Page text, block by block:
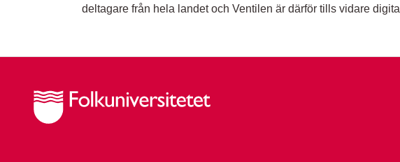
deltagare från hela landet och Ventilen är därför tills vidare